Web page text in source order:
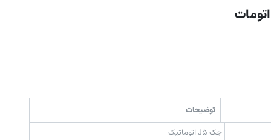
توضیحات
جک J5 اتوماتیک